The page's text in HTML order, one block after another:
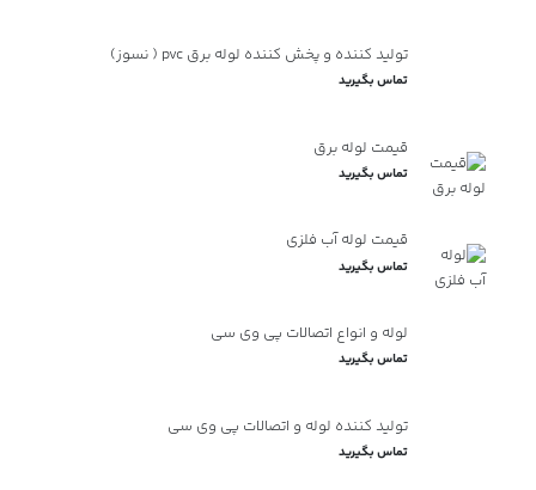
تولید کننده و پخش کننده لوله برق pvc ( نسوز)
تماس بگیرید
قیمت لوله برق
تماس بگیرید
قیمت لوله آب فلزی
تماس بگیرید
لوله و انواع اتصالات پی وی سی
تماس بگیرید
تولید کننده لوله و اتصالات پی وی سی
تماس بگیرید